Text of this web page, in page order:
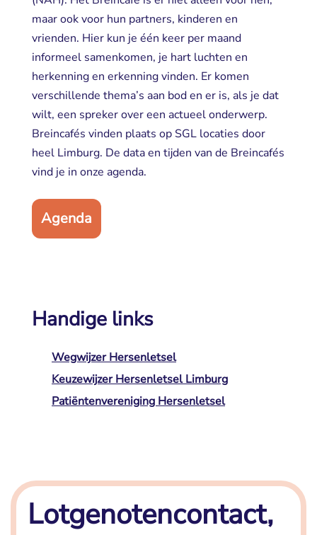
maar ook voor hun partners, kinderen en
vrienden. Hier kun je één keer per maand
informeel samenkomen, je hart luchten en
herkenning en erkenning vinden. Er komen
verschillende thema’s aan bod en er is, als je dat
wilt, een spreker over een actueel onderwerp.
Breincafés vinden plaats op SGL locaties door
heel Limburg. De data en tijden van de Breincafés
vind je in onze agenda.
Agenda
Handige links
Wegwijzer Hersenletsel
Keuzewijzer Hersenletsel Limburg
Patiëntenvereniging Hersenletsel
Lotgenotencontact,